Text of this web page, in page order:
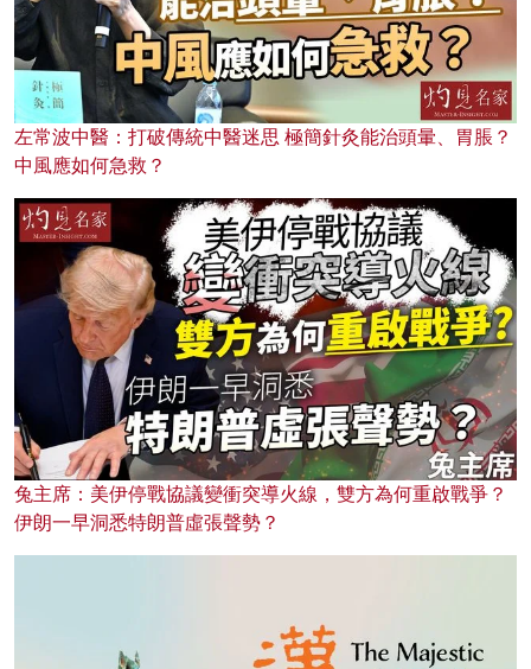
左常波中醫：打破傳統中醫迷思 極簡針灸能治頭暈、胃脹？
中風應如何急救？
兔主席：美伊停戰協議變衝突導火線，雙方為何重啟戰爭？
伊朗一早洞悉特朗普虛張聲勢？